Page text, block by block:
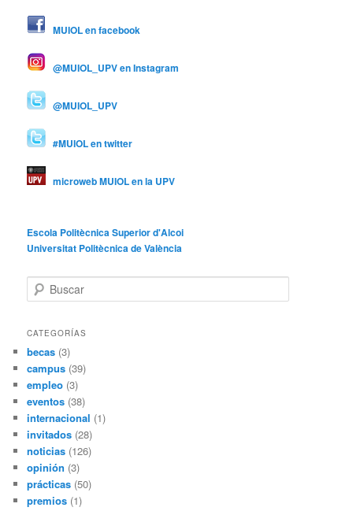
MUIOL en facebook
@MUIOL_UPV en Instagram
@MUIOL_UPV
#MUIOL en twitter
microweb MUIOL en la UPV
Escola Politècnica Superior d'Alcoi
Universitat Politècnica de València
u
c
r
CATEGORÍAS
becas (3)
campus (39)
empleo (3)
eventos (38)
internacional (1)
invitados (28)
noticias (126)
opinión (3)
prácticas (50)
premios (1)